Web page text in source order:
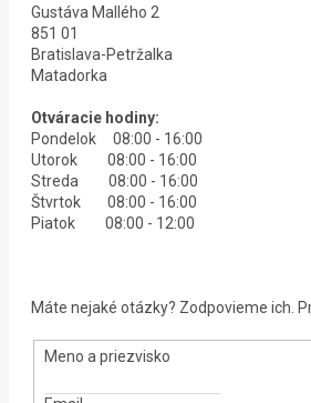
Gustáva Mallého 2
851 01
Bratislava-Petržalka
Matadorka
Otváracie hodiny:
Pondelok 08:00 - 16:00
Utorok 08:00 - 16:00
Streda 08:00 - 16:00
Štvrtok 08:00 - 16:00
Piatok 08:00 - 12:00
Máte nejaké otázky? Zodpovieme ich.
Meno a priezvisko